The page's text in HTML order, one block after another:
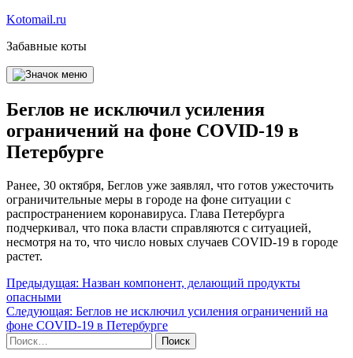
Перейти
содержимому
Kotomail.ru
Забавные коты
Беглов не исключил усиления
ограничений на фоне COVID-19 в
Петербурге
Ранее, 30 октября, Беглов уже заявлял, что готов ужесточить
ограничительные меры в городе на фоне ситуации с
распространением коронавируса. Глава Петербурга
подчеркивал, что пока власти справляются с ситуацией,
несмотря на то, что число новых случаев COVID-19 в городе
растет.
Навигация
по
записям
Предыдущая: Назван компонент, делающий продукты
опасными
Следующая: Беглов не исключил усиления ограничений на
фоне COVID-19 в Петербурге
Найти: